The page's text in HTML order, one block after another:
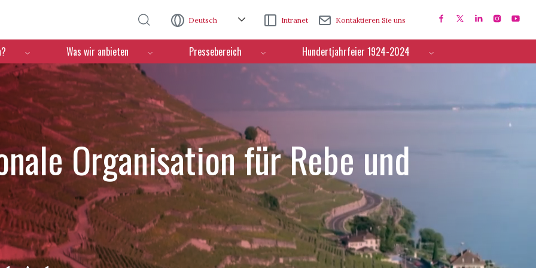
Deutsch Intranet Kontaktieren Sie uns
Was wir anbieten Pressebereich Hundertjahrfeier 1924-2024
Organisation für Rebe und